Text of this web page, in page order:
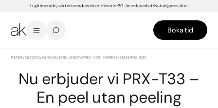
Legitimerade, auktoriserade och certifierade 30-års erfarenhet Naturliga resultat
Boka tid
START/BLOGG/HUD/NU ERBJUDER VI PRX-T33 – EN PEEL UTAN PEELING
Nu erbjuder vi PRX-T33 –
En peel utan peeling